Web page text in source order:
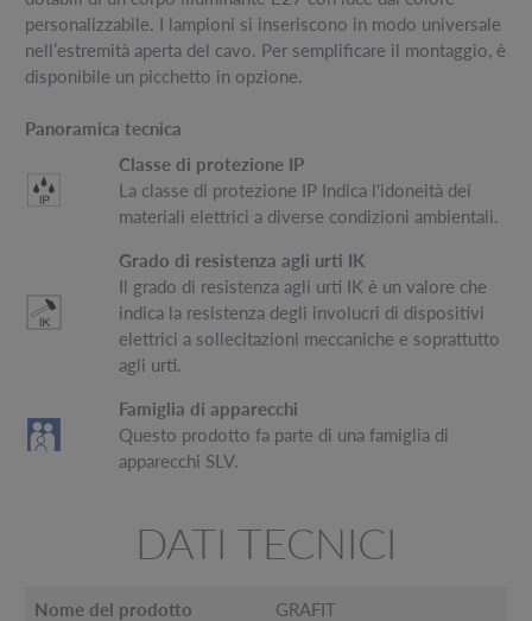
personalizzabile. I lampioni si inseriscono in modo universale
nell’estremità aperta del cavo. Per semplificare il montaggio, è
disponibile un picchetto in opzione.
Panoramica tecnica
Classe di protezione IP
La classe di protezione IP Indica l'idoneità dei
materiali elettrici a diverse condizioni ambientali.
Grado di resistenza agli urti IK
Il grado di resistenza agli urti IK è un valore che
indica la resistenza degli involucri di dispositivi
elettrici a sollecitazioni meccaniche e soprattutto
agli urti.
Famiglia di apparecchi
Questo prodotto fa parte di una famiglia di
apparecchi SLV.
DATI TECNICI
Nome del prodotto GRAFIT